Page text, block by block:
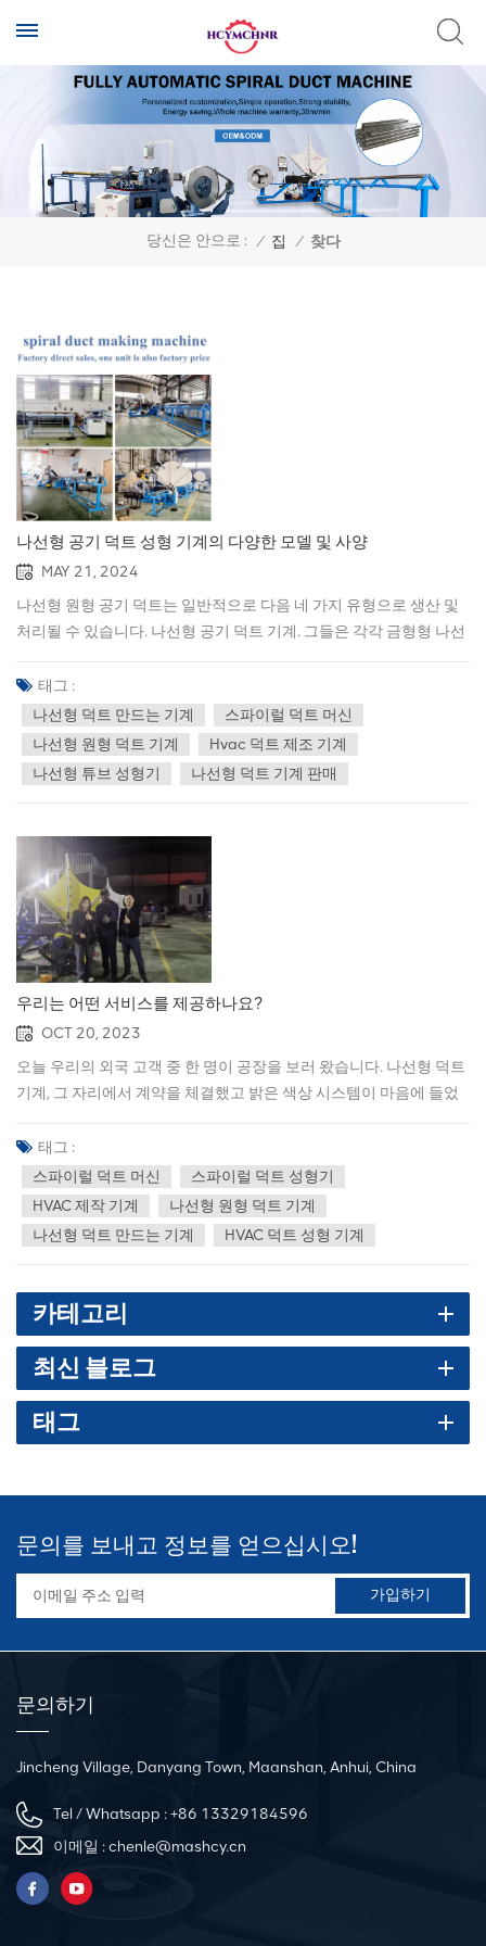
당신은 안으로 : / 집 / 찾다
나선형 공기 덕트 성형 기계의 다양한 모델 및 사양
MAY 21, 2024
나선형 원형 공기 덕트는 일반적으로 다음 네 가지 유형으로 생산 및
처리될 수 있습니다. 나선형 공기 덕트 기계. 그들은 각각 금형형 나선
형 덕트 제작 기계, S-1.2형 나선형 덕트 기계, S-1.5형 나선형 덕트
기계 및 S-2.0 유형 나선형 덕트 기계. 1. 금형 유형 나선형 덕트 제작
기계:주요 기술 매개변수:직경 범위80-1600mm두께 범위아연 도금
강철 0.4-1.3mm, 스테인레스 스틸 0.4-0.8mm, 알루미늄 0.4-
1.3mm, 요청시 기타 프로파일.스트립 폭표준 137mm 0.4-1.0mm
두께, 표준 140mm 1.1-1.3mm 두께, 요청 시 기타 프로파일.주름하
료에 따라 최대 60미터/분.절단 시스템특허받은 플라잉 슬리터.옵션
자동 길이 제어 시스템.제어되는 주름 장치, 플랜지 슬리터.모터 파워
메인 프레임 : 11KW냉각수 펌프: 0.25KW무게2900kg치수기계 :
2000mmx1700mmx1450자재 랙 : 2450mmx1200mmx1200mm
비디오 프레젠테이션: 2.S-1.2 유형 나선형 덕트 기계:주요 기술 매개
변수:직경 범위80-1500mm두께 범위아연 도금 강철 0.4-1.2mm, 스
테인레스 스틸 0.4-0.8mm스트립의 폭표준 137mm스트립 속도1-
38m/분록심외부 덕트, 요청 시 내부.모터 파워메인 프레임 : 5.5KW
치수2800mm*2000mm*2100mm 비디오 프레젠테이션: 3.S-1.5
유형 나선형 덕트 기계:주요 기술 매개변수:직경 범위100-1500mm
두께 범위아연 도금 강철 0.4-1.5mm, 스테인레스 스틸 0.4-0.8mm
스트립의 폭표준 137mm스트립 속도1-38m/분록심외부 덕트, 요청
시 내부.모터 파워16.5KW절단 시스템톱날 절단 및 플라즈마 절단무
게2200kg치수3000mm*2100mm*2250mm비디오 프레젠테이
션:보내려면 저희에게 연락하십시오. 4.S-2.0 유형 나선형 덕트 기계 :
137mm스트립 속도1-38m/분록심외부 덕트, 요청 시 내부.모터 파
워16.5KW절단 시스템톱날 절단 및 플라즈마 절단무게2300kg치수
3800mm*2160mm*2720mm비디오 프레젠테이션:보내려면 저희
에게 연락하십시오. 모델과 사양에 따라 다른 보드 요구 사항이 필요
합니다. 구매를 고려중이시면 연락주세요.
태그 :
나선형 덕트 만드는 기계
스파이럴 덕트 머신
나선형 원형 덕트 기계
Hvac 덕트 제조 기계
나선형 튜브 성형기
나선형 덕트 기계 판매
우리는 어떤 서비스를 제공하나요?
OCT 20, 2023
오늘 우리의 외국 고객 중 한 명이 공장을 보러 왔습니다. 나선형 덕트
기계, 그 자리에서 계약을 체결했고 밝은 색상 시스템이 마음에 들었
기 때문에 노란색 나선형 덕트 기계를 선택했습니다. 우리 제품은 매
우 저렴하며 애프터 서비스도 매우 보장됩니다. 24시간 고객이 있을
것입니다. 서비스 온라인 회신에는 비디오 안내 작업이 있습니다. 자
주하는 질문당신은 제조업체입니까 아니면 무역 회사입니까? 우리는
제조업체입니다. 2. 기계 작동 방법을 모르면 어떻게 해야 합니까? 우
리는 엔지니어를 귀하의 국가에 파견할 수 있으며 귀하의 엔지니어를
및 작동 지침이 첨부되어 있어 매우 간단합니다. 우리는 하루 24시간
전화 및 이메일 지원을 제공합니다. 3. 지불 조건은 무엇입니까? 우리
는 T/T, L/C, D/P, D/A, 서부 동맹 등을 지원합니다. TT, 선불 30%, 선적
전 잔액 70%. 4. OEM은 상담을 환영합니다
태그 :
스파이럴 덕트 머신
스파이럴 덕트 성형기
HVAC 제작 기계
나선형 원형 덕트 기계
나선형 덕트 만드는 기계
HVAC 덕트 성형 기계
카테고리
최신 블로그
태그
문의를 보내고 정보를 얻으십시오!
문의하기
Jincheng Village, Danyang Town, Maanshan, Anhui, China
Tel / Whatsapp :+86 13329184596
이메일 :chenle@mashcy.cn